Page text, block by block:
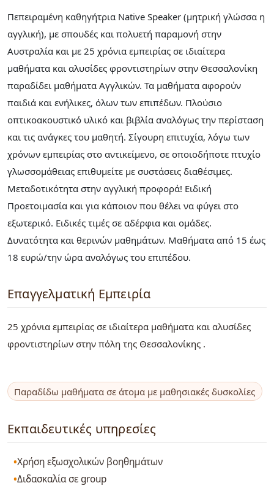
Πεπειραμένη καθηγήτρια Native Speaker (μητρική γλώσσα η
αγγλική), με σπουδές και πολυετή παραμονή στην
Αυστραλία και με 25 χρόνια εμπειρίας σε ιδιαίτερα
μαθήματα και αλυσίδες φροντιστηρίων στην Θεσσαλονίκη
παραδίδει μαθήματα Αγγλικών. Τα μαθήματα αφορούν
παιδιά και ενήλικες, όλων των επιπέδων. Πλούσιο
οπτικοακουστικό υλικό και βιβλία αναλόγως την περίσταση
και τις ανάγκες του μαθητή. Σίγουρη επιτυχία, λόγω των
χρόνων εμπειρίας στο αντικείμενο, σε οποιοδήποτε πτυχίο
γλωσσομάθειας επιθυμείτε με συστάσεις διαθέσιμες.
Μεταδοτικότητα στην αγγλική προφορά! Ειδική
Προετοιμασία και για κάποιον που θέλει να φύγει στο
εξωτερικό. Ειδικές τιμές σε αδέρφια και ομάδες.
Δυνατότητα και θερινών μαθημάτων. Μαθήματα από 15 έως
18 ευρώ/την ώρα αναλόγως του επιπέδου.
Επαγγελματική Εμπειρία
25 χρόνια εμπειρίας σε ιδιαίτερα μαθήματα και αλυσίδες
φροντιστηρίων στην πόλη της Θεσσαλονίκης .
Παραδίδω μαθήματα σε άτομα με μαθησιακές δυσκολίες
Εκπαιδευτικές υπηρεσίες
Χρήση εξωσχολικών βοηθημάτων
Διδασκαλία σε group